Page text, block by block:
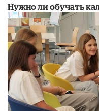
Нужно ли обучать